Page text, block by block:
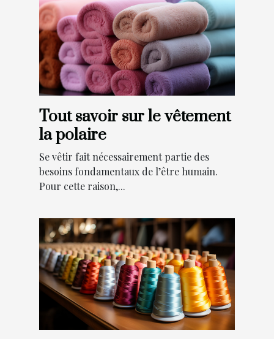
Tout savoir sur le vêtement
la polaire
Se vêtir fait nécessairement partie des
besoins fondamentaux de l’être humain.
Pour cette raison,...